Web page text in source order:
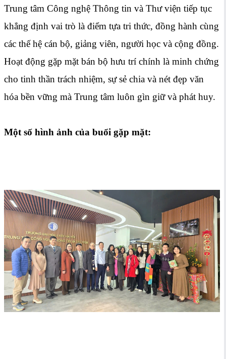
Trung tâm Công nghệ Thông tin và Thư viện tiếp tục
khẳng định vai trò là điểm tựa tri thức, đồng hành cùng
các thế hệ cán bộ, giảng viên, người học và cộng đồng.
Hoạt động gặp mặt bán bộ hưu trí chính là minh chứng
cho tinh thần trách nhiệm, sự sẻ chia và nét đẹp văn
hóa bền vững mà Trung tâm luôn gìn giữ và phát huy.
Một số hình ảnh của buổi gặp mặt: